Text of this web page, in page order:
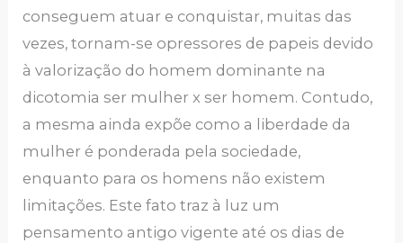
conseguem atuar e conquistar, muitas das
vezes, tornam-se opressores de papeis devido
à valorização do homem dominante na
dicotomia ser mulher x ser homem. Contudo,
a mesma ainda expõe como a liberdade da
mulher é ponderada pela sociedade,
enquanto para os homens não existem
limitações. Este fato traz à luz um
pensamento antigo vigente até os dias de